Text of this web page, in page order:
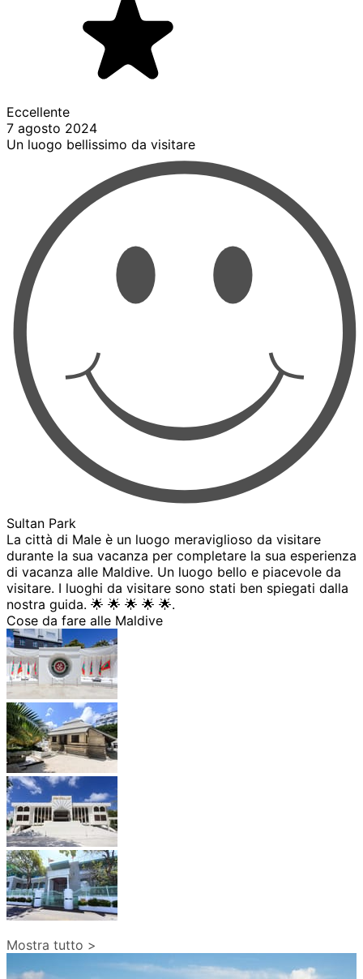
Eccellente
7 agosto 2024
Un luogo bellissimo da visitare
Sultan Park
La città di Male è un luogo meraviglioso da visitare
durante la sua vacanza per completare la sua esperienza
di vacanza alle Maldive. Un luogo bello e piacevole da
visitare. I luoghi da visitare sono stati ben spiegati dalla
nostra guida. 🌟 🌟 🌟 🌟 🌟.
Cose da fare alle Maldive
Mostra tutto >